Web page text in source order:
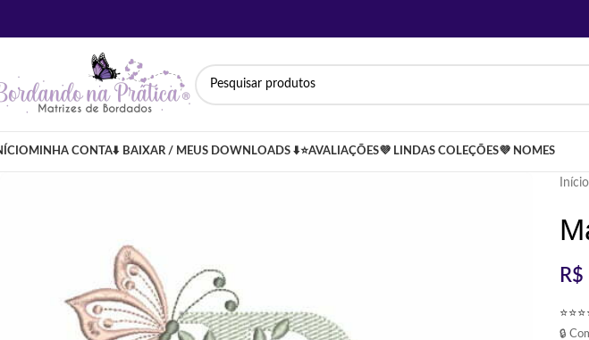
MINHA CONTA⬇️ BAIXAR / MEUS DOWNLOADS ⬇️⭐AVALIAÇÕES💜 LINDAS COLEÇÕES💜 NOMES
Início
R$
🔒